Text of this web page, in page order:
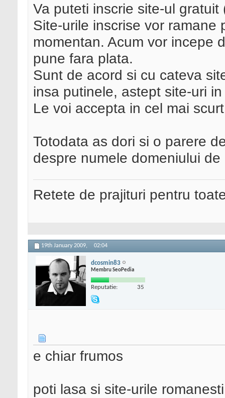
Va puteti inscrie site-ul
Site-urile inscrise vor ramane
momentan. Acum vor incepe
pune fara plata.
Sunt de acord si cu cateva
insa putinele, astept site-uri
Le voi accepta in cel mai
Totodata as dori si o parere
despre numele domeniului
Retete de prajituri pentru
19th January 2009, 02:04
dcosmin83
Membru SeoPedia
Reputatie: 35
e chiar frumos
poti lasa si site-urile